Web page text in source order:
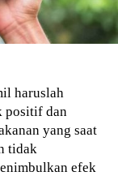
haruslah
positif dan
yang saat
tidak
efek